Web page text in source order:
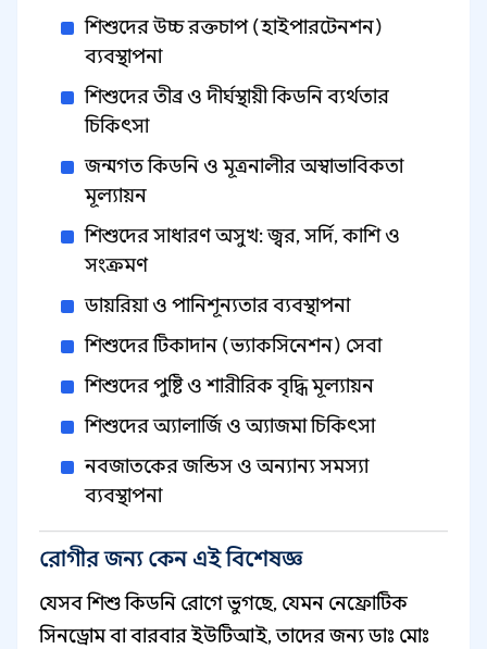
শিশুদের উচ্চ রক্তচাপ (হাইপারটেনশন)
ব্যবস্থাপনা
শিশুদের তীব্র ও দীর্ঘস্থায়ী কিডনি ব্যর্থতার
চিকিৎসা
জন্মগত কিডনি ও মূত্রনালীর অস্বাভাবিকতা
মূল্যায়ন
শিশুদের সাধারণ অসুখ: জ্বর, সর্দি, কাশি ও
সংক্রমণ
ডায়রিয়া ও পানিশূন্যতার ব্যবস্থাপনা
শিশুদের টিকাদান (ভ্যাকসিনেশন) সেবা
শিশুদের পুষ্টি ও শারীরিক বৃদ্ধি মূল্যায়ন
শিশুদের অ্যালার্জি ও অ্যাজমা চিকিৎসা
নবজাতকের জন্ডিস ও অন্যান্য সমস্যা
ব্যবস্থাপনা
রোগীর জন্য কেন এই বিশেষজ্ঞ
যেসব শিশু কিডনি রোগে ভুগছে, যেমন নেফ্রোটিক
সিনড্রোম বা বারবার ইউটিআই, তাদের জন্য ডাঃ মোঃ